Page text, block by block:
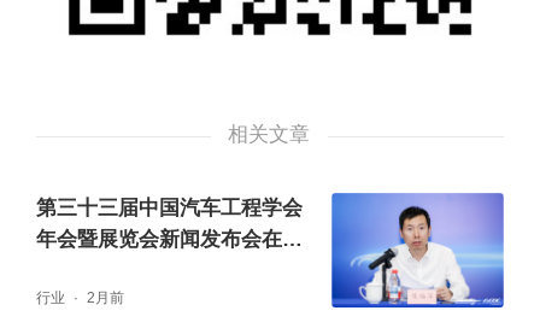
杜孝平，北京航空航天大学交通科学与工程学
评论员钟师，搜狐汽车总编辑张丽玥出席参
会。
奇瑞捷豹路虎汽车有限公司常务副总裁、捷豹
路虎联合市场销售与服务机构常务副总裁马振
相关文章
第三十三届中国汽车工程学会
年会暨展览会新闻发布会在京
行业 2月前